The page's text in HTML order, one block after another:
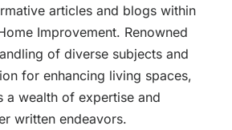
articles and blogs within
Improvement. Renowned
of diverse subjects and
for enhancing living spaces,
a wealth of expertise and
written endeavors.